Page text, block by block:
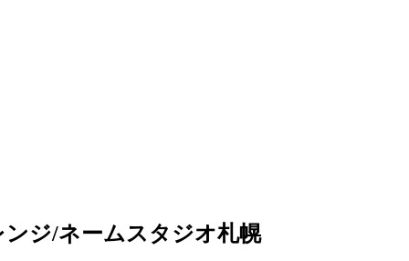
ジ/ネームスタジオ札幌